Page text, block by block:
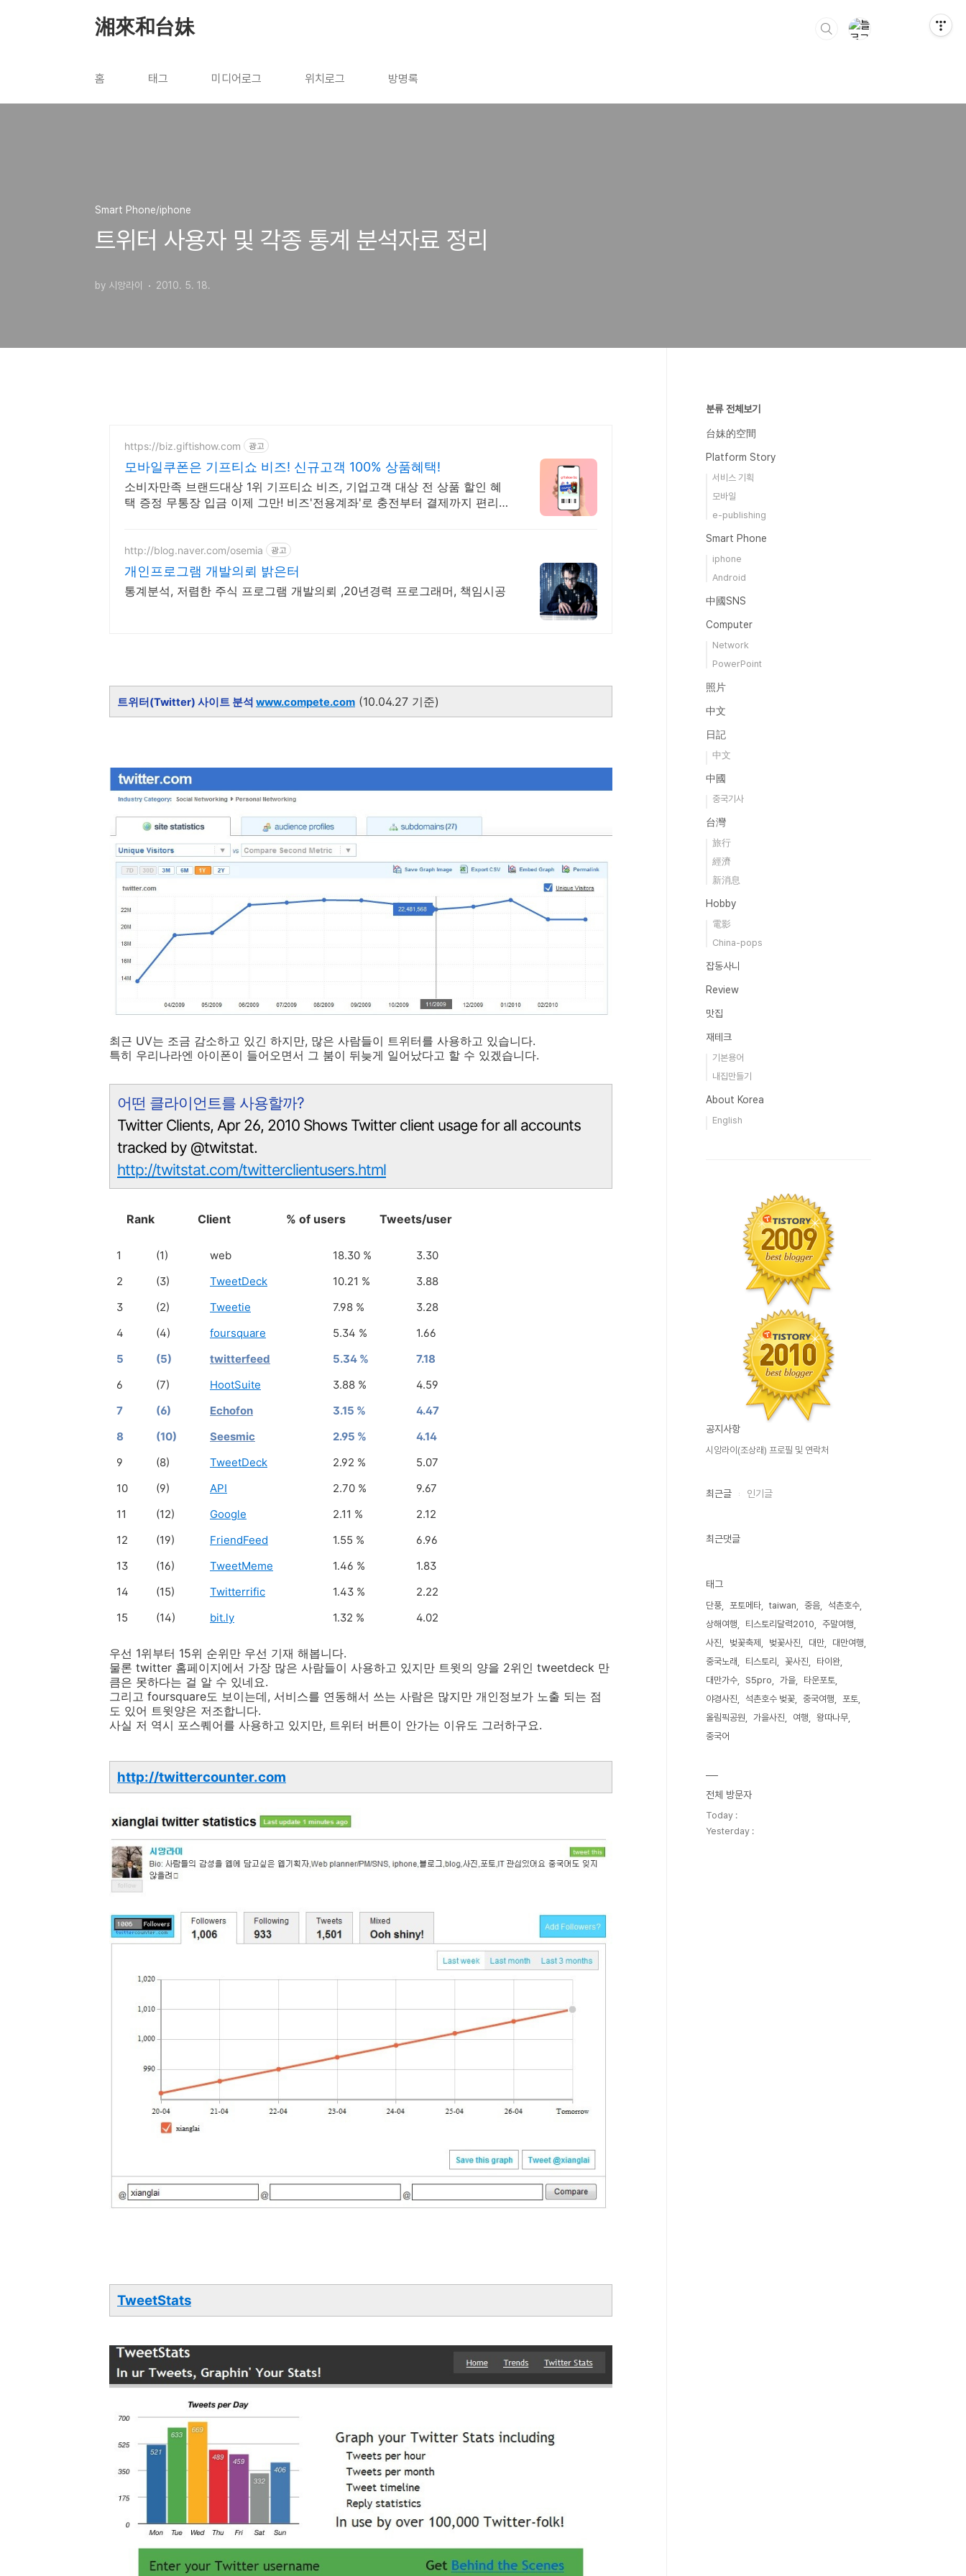
湘來和台妹
홈 태그 미디어로그 위치로그 방명록
Smart Phone/iphone
트위터 사용자 및 각종 통계 분석자료 정리
by 시앙라이 2010. 5. 18.
https://biz.giftishow.com 광고
모바일쿠폰은 기프티쇼 비즈! 신규고객 100% 상품혜택!
소비자만족 브랜드대상 1위 기프티쇼 비즈, 기업고객 대상 전 상품 할인 혜
택 증정 무통장 입금 이제 그만! 비즈'전용계좌'로 충전부터 결제까지 편리하
http://blog.naver.com/osemia 광고
개인프로그램 개발의뢰 밝은터
통계분석, 저렴한 주식 프로그램 개발의뢰 ,20년경력 프로그래머, 책임시공
트위터(Twitter) 사이트 분석 www.compete.com (10.04.27 기준)
최근 UV는 조금 감소하고 있긴 하지만, 많은 사람들이 트위터를 사용하고 있습니다.
특히 우리나라엔 아이폰이 들어오면서 그 붐이 뒤늦게 일어났다고 할 수 있겠습니다.
어떤 클라이언트를 사용할까?
Twitter Clients, Apr 26, 2010 Shows Twitter client usage for all accounts
tracked by @twitstat.
http://twitstat.com/twitterclientusers.html
Rank Client % of users Tweets/user
1 (1) web 18.30 %
3.30
2
(3) TweetDeck 10.21 %
3.88
3
(2) Tweetie 7.98 %
3.28
4
(4) foursquare 5.34 %
1.66
5
(5) twitterfeed 5.34 %
7.18
6
(7) HootSuite 3.88 %
4.59
7
(6) Echofon 3.15 %
4.47
8
(10) Seesmic 2.95 %
4.14
9
(8) TweetDeck 2.92 %
5.07
10
(9) API 2.70 %
9.67
11
(12) Google 2.11 %
2.12
12
(19) FriendFeed 1.55 %
6.96
13
(16) TweetMeme 1.46 %
1.83
14
(15) Twitterrific 1.43 %
2.22
15
(14) bit.ly 1.32 % 4.02
우선 1위부터 15위 순위만 우선 기재 해봅니다.
물론 twitter 홈페이지에서 가장 많은 사람들이 사용하고 있지만 트윗의 양을 2위인 tweetdeck 만
큼은 못하다는 걸 알 수 있네요.
그리고 foursquare도 보이는데, 서비스를 연동해서 쓰는 사람은 많지만 개인정보가 노출 되는 점
도 있어 트윗양은 저조합니다.
사실 저 역시 포스퀘어를 사용하고 있지만, 트위터 버튼이 안가는 이유도 그러하구요.
http://twittercounter.com
TweetStats
분류 전체보기
台妹的空間
Platform Story
서비스 기획
모바일
e-publishing
Smart Phone
iphone
Android
中國SNS
Computer
Network
PowerPoint
照片
中文
日記
中文
中國
중국기사
台灣
旅行
經濟
新消息
Hobby
電影
China-pops
잡동사니
Review
맛집
재테크
기본용어
내집만들기
About Korea
English
공지사항
시앙라이(조상래) 프로필 및 연락처
최근글 인기글
최근댓글
태그
단풍 포토메타 taiwan 중음
석촌호수
상해여행
티스토리달력2010
주말여행
사진
벚꽃축제 벚꽃사진 대만
대만여행
중국노래
티스토리 꽃사진
타이완
대만가수
S5pro 가을
타운포토
야경사진
석촌호수 벚꽃 중국여행
포토
올림픽공원
가을사진 여행
왕따나무
중국어
전체 방문자
Today :
Yesterday :